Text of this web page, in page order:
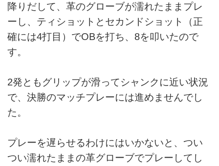
降りだして、革のグローブが濡れたままプレ
ーし、ティショットとセカンドショット（正
確には4打目）でOBを打ち、8を叩いたので
す。
2発ともグリップが滑ってシャンクに近い状況
で、決勝のマッチプレーには進めませんでし
た。
プレーを遅らせるわけにはいかないと、つい
つい濡れたままの革グローブでプレーしてし